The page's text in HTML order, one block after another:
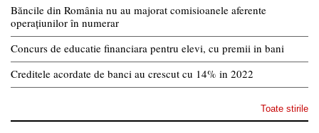
Băncile din România nu au majorat comisioanele aferente
operațiunilor în numerar
Concurs de educatie financiara pentru elevi, cu premii in bani
Creditele acordate de banci au crescut cu 14% in 2022
Toate stirile